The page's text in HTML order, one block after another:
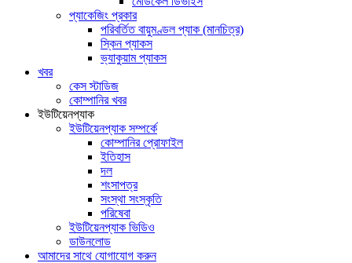
প্যাকেজিং প্রকার
পরিবর্তিত বায়ুমণ্ডল প্যাক (মানচিত্র)
স্কিন প্যাকস
ভ্যাকুয়াম প্যাকস
খবর
কেস স্টাডিজ
কোম্পানির খবর
ইউটিয়েনপ্যাক
ইউটিয়েনপ্যাক সম্পর্কে
কোম্পানির প্রোফাইল
ইতিহাস
দল
শংসাপত্র
সংস্থা সংস্কৃতি
পরিষেবা
ইউটিয়েনপ্যাক ভিডিও
ডাউনলোড
আমাদের সাথে যোগাযোগ করুন